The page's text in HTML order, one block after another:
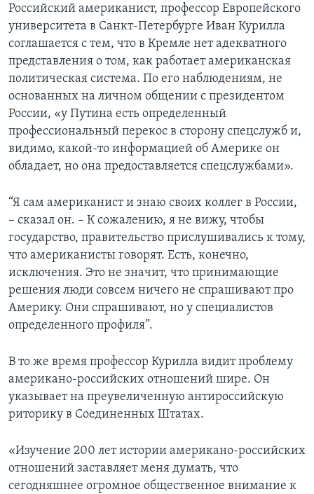
Российский американист, профессор Европейского
университета в Санкт-Петербурге Иван Курилла
соглашается с тем, что в Кремле нет адекватного
представления о том, как работает американская
политическая система. По его наблюдениям, не
основанных на личном общении с президентом
России, «у Путина есть определенный
профессиональный перекос в сторону спецслужб и,
видимо, какой-то информацией об Америке он
обладает, но она предоставляется спецслужбами».
“Я сам американист и знаю своих коллег в России,
– сказал он. – К сожалению, я не вижу, чтобы
государство, правительство прислушивались к тому,
что американисты говорят. Есть, конечно,
исключения. Это не значит, что принимающие
решения люди совсем ничего не спрашивают про
Америку. Они спрашивают, но у специалистов
определенного профиля”.
В то же время профессор Курилла видит проблему
американо-российских отношений шире. Он
указывает на преувеличенную антироссийскую
риторику в Соединенных Штатах.
«Изучение 200 лет истории американо-российских
отношений заставляет меня думать, что
сегодняшнее огромное общественное внимание к